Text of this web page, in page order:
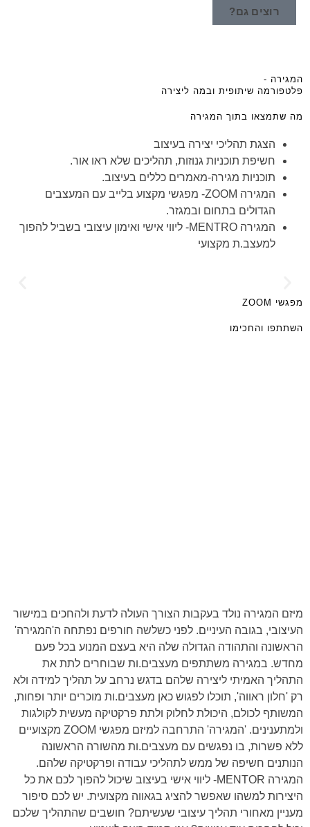
רוצים גם?
המגירה -
פלטפורמה שיתופית ובמה ליצירה
מה שתמצאו בתוך המגירה
הצגת תהליכי יצירה בעיצוב
חשיפת תוכניות גנוזות, תהליכים שלא ראו אור.
תוכניות מגירה-מאמרים כללים בעיצוב.
המגירה
ZOOM- מפגשי מקצוע בלייב עם המעצבים
הגדולים בתחום ובמגזר.
המגירה
MENTRO- ליווי אישי ואימון עיצובי בשביל להפוך
למעצב.ת מקצועי
המגירה 11
שנה- 12 חודש והשנה הזו היו לנו 13 חודשים!!!
בכל הבלוגים למיניהם אחריהם אני עוקבת, ציון של שנה הוא מאורע
קיימת וצוברת תאוצה גוברת. בד”כ לרגל האירוע בוחנים נראותמפגשי ZOOM
השתתפו והחכימו
מיזם המגירה נולד בעקבות הצורך העולה לדעת ולהחכים במישור
העיצובי, בגובה העיניים. לפני כשלשה חורפים נפתחה ה'המגירה'
הראשונה והתהודה הגדולה שלה היא בעצם המנוע בכל פעם
מחדש. במגירה משתתפים מעצבים.ות שבוחרים לתת את
התהליך האמיתי ליצירה שלהם בדגש נרחב על תהליך למידה ולא
רק 'חלון ראווה', תוכלו לפגוש כאן מעצבים.ות מוכרים יותר ופחות,
המשותף לכולם, היכולת לחלוק ולתת פרקטיקה מעשית לקולגות
ולמתענינים. 'המגירה
' התרחבה למיזם מפגשי ZOOM מקצועיים
ללא פשרות, בו נפגשים עם מעצבים.ות מהשורה הראשונה
הנותנים חשיפה של ממש לתהליכי עבודה ופרקטיקה שלהם.
המגירה
MENTOR- ליווי אישי בעיצוב שיכול להפוך לכם את כל
היצירות למשהו שאפשר להציג בגאווה מקצועית. יש לכם סיפור
מעניין מאחורי תהליך עיצובי שעשיתם? חושבים שהתהליך שלכם